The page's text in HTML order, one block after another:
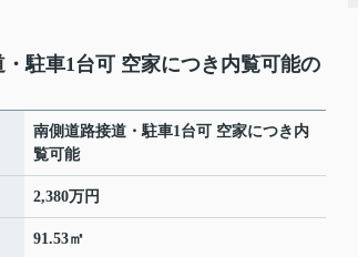
駐車1台可 空家につき内覧可能の
南側道路接道・駐車1台可 空家につき内
覧可能
2,380万円
91.53㎡